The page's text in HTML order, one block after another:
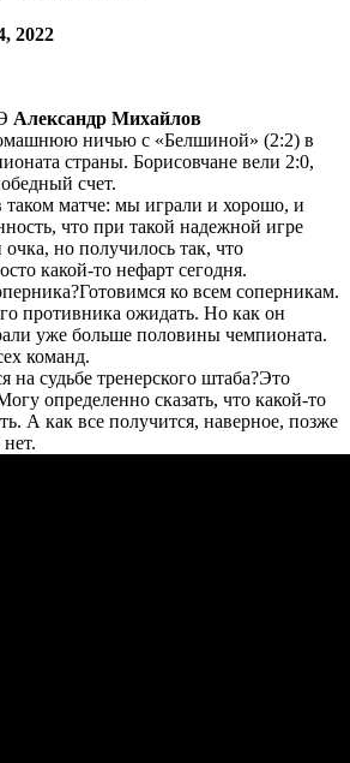
2022
Александр Михайлов
ничью с «Белшиной» (2:2) в
страны. Борисовчане вели 2:0,
счет.
таком матче: мы играли и хорошо, и
что при такой надежной игре
но получилось так, что
какой-то нефарт сегодня.
ко всем соперникам.
противника ожидать. Но как он
уже больше половины чемпионата.
команд.
на судьбе тренерского штаба?Это
определенно сказать, что какой-то
А как все получится, наверное, позже